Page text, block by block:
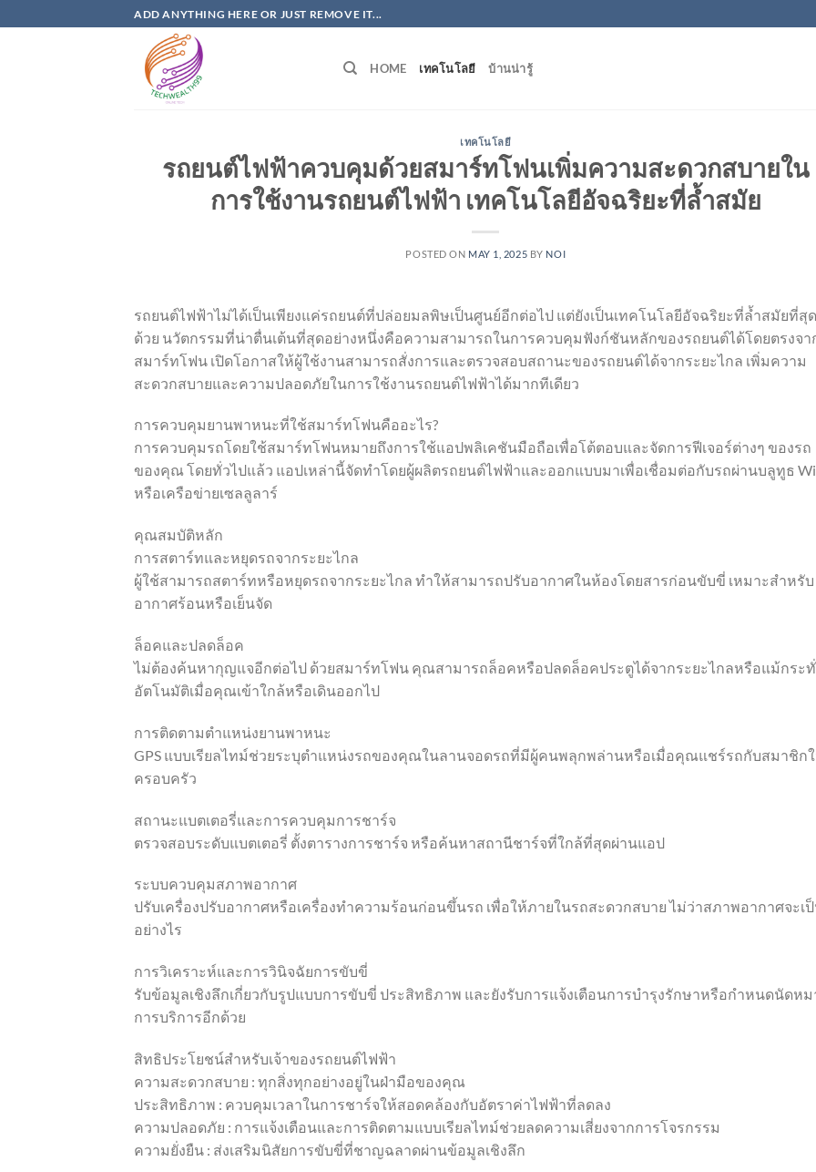
to
ADD ANYTHING HERE OR JUST REMOVE IT...
HOME เทคโนโลยี บ้านน่ารู้
เทคโนโลยี
รถยนต์ไฟฟ้าควบคุมด้วยสมาร์ทโฟนเพิ่มความสะดวกสบายใน
การใช้งานรถยนต์ไฟฟ้า เทคโนโลยีอัจฉริยะที่ล้ำสมัย
POSTED ON MAY 1, 2025 BY NOI
รถยนต์ไฟฟ้าไม่ได้เป็นเพียงแค่รถยนต์ที่ปล่อยมลพิษเป็นศูนย์อีกต่อไป แต่ยังเป็นเทคโนโลยีอัจฉริยะที่ล้ำสมัยที่สุ
ด้วย นวัตกรรมที่น่าตื่นเต้นที่สุดอย่างหนึ่งคือความสามารถในการควบคุมฟังก์ชันหลักของรถยนต์ได้โดยตรงจา
สมาร์ทโฟน เปิดโอกาสให้ผู้ใช้งานสามารถสั่งการและตรวจสอบสถานะของรถยนต์ได้จากระยะไกล เพิ่มความ
สะดวกสบายและความปลอดภัยในการใช้งานรถยนต์ไฟฟ้าได้มากทีเดียว
การควบคุมยานพาหนะที่ใช้สมาร์ทโฟนคืออะไร?
การควบคุมรถโดยใช้สมาร์ทโฟนหมายถึงการใช้แอปพลิเคชันมือถือเพื่อโต้ตอบและจัดการฟีเจอร์ต่างๆ ของรถ
ของคุณ โดยทั่วไปแล้ว แอปเหล่านี้จัดทำโดยผู้ผลิตรถยนต์ไฟฟ้าและออกแบบมาเพื่อเชื่อมต่อกับรถผ่านบลูทูธ
หรือเครือข่ายเซลลูลาร์
คุณสมบัติหลัก
การสตาร์ทและหยุดรถจากระยะไกล
ผู้ใช้สามารถสตาร์ทหรือหยุดรถจากระยะไกล ทำให้สามารถปรับอากาศในห้องโดยสารก่อนขับขี่ เหมาะสำหรับ
อากาศร้อนหรือเย็นจัด
ล็อคและปลดล็อค
ไม่ต้องค้นหากุญแจอีกต่อไป ด้วยสมาร์ทโฟน คุณสามารถล็อคหรือปลดล็อคประตูได้จากระยะไกลหรือแม้กระ
อัตโนมัติเมื่อคุณเข้าใกล้หรือเดินออกไป
การติดตามตำแหน่งยานพาหนะ
GPS แบบเรียลไทม์ช่วยระบุตำแหน่งรถของคุณในลานจอดรถที่มีผู้คนพลุกพล่านหรือเมื่อคุณแชร์รถกับสมาชิก
ครอบครัว
สถานะแบตเตอรี่และการควบคุมการชาร์จ
ตรวจสอบระดับแบตเตอรี่ ตั้งตารางการชาร์จ หรือค้นหาสถานีชาร์จที่ใกล้ที่สุดผ่านแอป
ระบบควบคุมสภาพอากาศ
ปรับเครื่องปรับอากาศหรือเครื่องทำความร้อนก่อนขึ้นรถ เพื่อให้ภายในรถสะดวกสบาย ไม่ว่าสภาพอากาศจะเ
อย่างไร
การวิเคราะห์และการวินิจฉัยการขับขี่
รับข้อมูลเชิงลึกเกี่ยวกับรูปแบบการขับขี่ ประสิทธิภาพ และยังรับการแจ้งเตือนการบำรุงรักษาหรือกำหนดนัดหม
การบริการอีกด้วย
สิทธิประโยชน์สำหรับเจ้าของรถยนต์ไฟฟ้า
ความสะดวกสบาย : ทุกสิ่งทุกอย่างอยู่ในฝ่ามือของคุณ
ประสิทธิภาพ : ควบคุมเวลาในการชาร์จให้สอดคล้องกับอัตราค่าไฟฟ้าที่ลดลง
ความปลอดภัย : การแจ้งเตือนและการติดตามแบบเรียลไทม์ช่วยลดความเสี่ยงจากการโจรกรรม
ความยั่งยืน : ส่งเสริมนิสัยการขับขี่ที่ชาญฉลาดผ่านข้อมูลเชิงลึก